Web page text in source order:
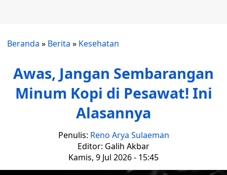
Beranda » Berita » Kesehatan
Awas, Jangan Sembarangan
Minum Kopi di Pesawat! Ini
Alasannya
Penulis: Reno Arya Sulaeman
Editor: Galih Akbar
Kamis, 9 Jul 2026 - 15:45